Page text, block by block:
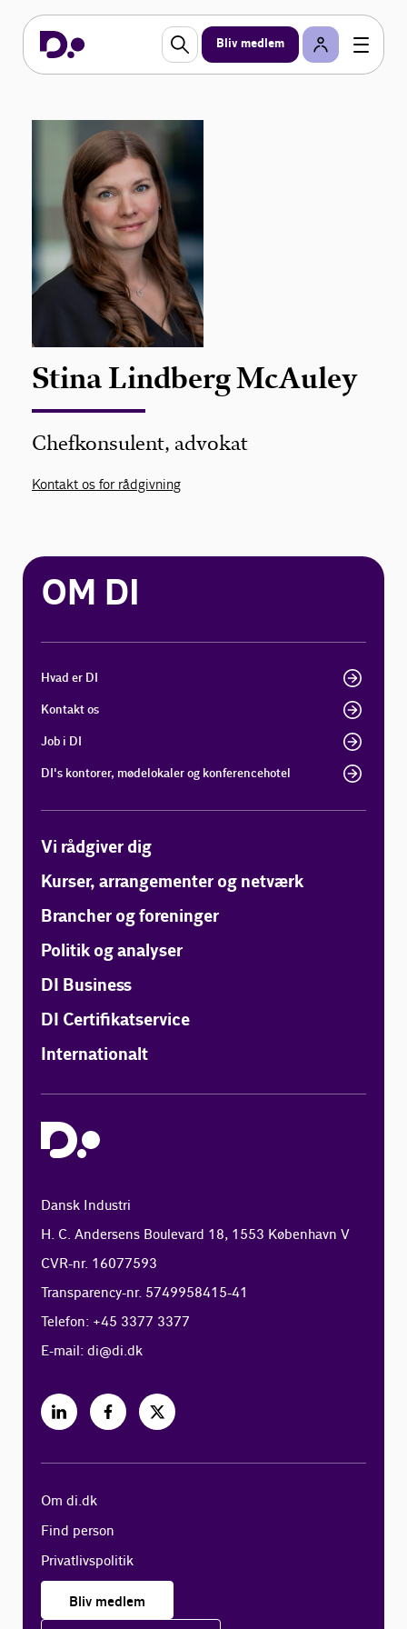
Bliv medlem
Stina Lindberg McAuley
Chefkonsulent, advokat
Kontakt os for rådgivning
OM DI
Hvad er DI
Kontakt os
Job i DI
DI's kontorer, mødelokaler og konferencehotel
Vi rådgiver dig
Kurser, arrangementer og netværk
Brancher og foreninger
Politik og analyser
DI Business
DI Certifikatservice
Internationalt
Dansk Industri
H. C. Andersens Boulevard 18, 1553 København V
CVR-nr. 16077593
Transparency-nr. 5749958415-41
Telefon: +45 3377 3377
E-mail:di@di.dk
Om di.dk
Find person
Privatlivspolitik
Bliv medlem